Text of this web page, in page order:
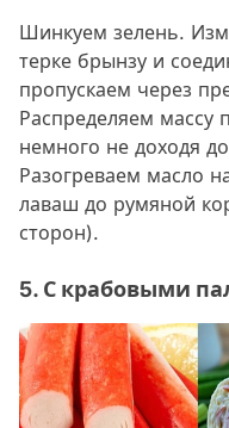
Шинкуем зелень.
терке брынзу и
пропускаем через
Распределяем массу
немного не доходя
Разогреваем масло
лаваш до румяной
сторон).
5. С крабовыми